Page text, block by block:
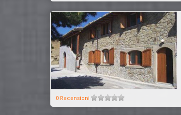
0 Recensioni